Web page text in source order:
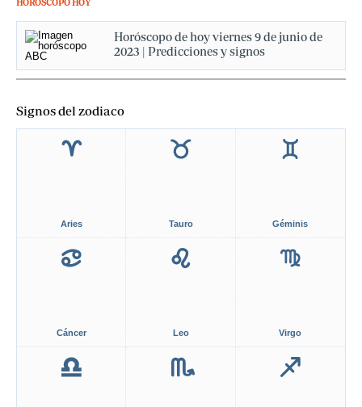
HORÓSCOPO HOY
Horóscopo de hoy viernes 9 de junio de
2023 | Predicciones y signos
Signos del zodiaco
Aries Tauro Géminis
Cáncer Leo Virgo